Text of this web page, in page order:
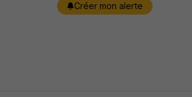
Créer mon alerte